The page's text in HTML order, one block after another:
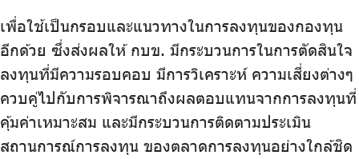
เพื่อใช้เป็นกรอบและแนวทางในการลงทุนของกองทุน
อีกด้วย ซึ่งส่งผลให้ กบข. มีกระบวนการในการตัดสินใจ
ลงทุนที่มีความรอบคอบ มีการวิเคราะห์ ความเสี่ยงต่างๆ
ควบคู่ไปกับการพิจารณาถึงผลตอบแทนจากการลงทุนที่
คุ้มค่าเหมาะสม และมีกระบวนการติดตามประเมิน
สถานการณ์การลงทุน ของตลาดการลงทุนอย่างใกล้ชิด